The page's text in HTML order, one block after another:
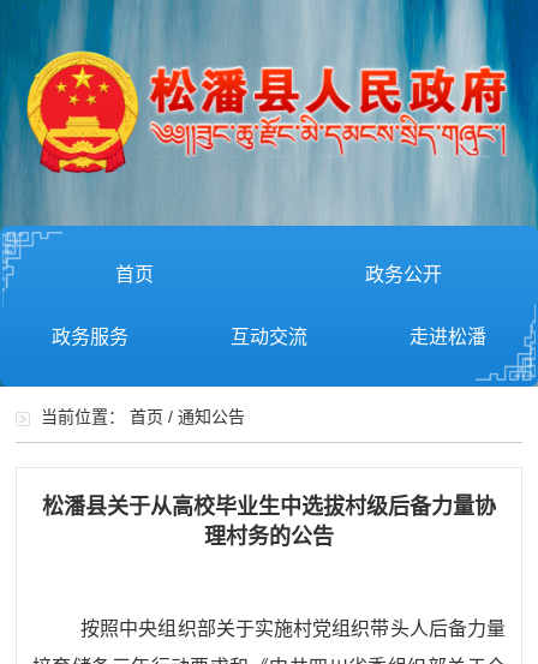
首页 政务公开
政务服务 互动交流 走进松潘
当前位置：首页 /通知公告
松潘县关于从高校毕业生中选拔村级后备力量协
理村务的公告
按照中央组织部关于实施村党组织带头人后备力量